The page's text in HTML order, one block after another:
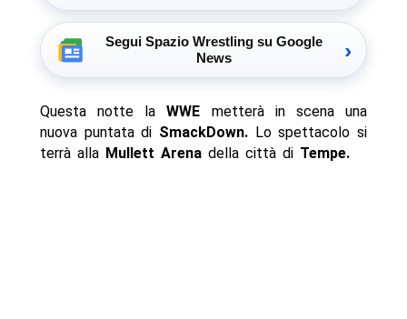
Segui Spazio Wrestling su Google
News
›
Questa notte laWWE metterà in scena una
nuova puntata di SmackDown. Lo spettacolo si
terrà alla Mullett Arenadella città di Tempe.